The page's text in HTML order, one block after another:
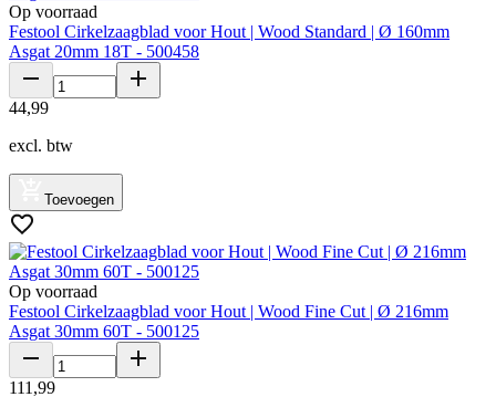
Op voorraad
Festool Cirkelzaagblad voor Hout | Wood Standard | Ø 160mm
Asgat 20mm 18T - 500458
44,99
excl. btw
Toevoegen
Op voorraad
Festool Cirkelzaagblad voor Hout | Wood Fine Cut | Ø 216mm
Asgat 30mm 60T - 500125
111 ,99